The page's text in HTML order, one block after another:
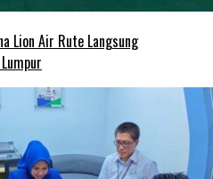
Lion Air Rute Langsung